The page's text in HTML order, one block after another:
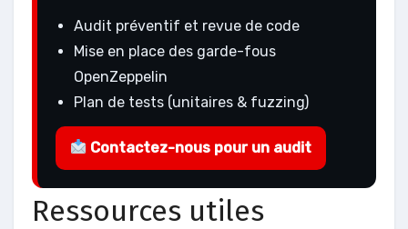
Audit préventif et revue de code
Mise en place des garde-fous
OpenZeppelin
Plan de tests (unitaires & fuzzing)
Contactez-nous pour un audit
Ressources utiles